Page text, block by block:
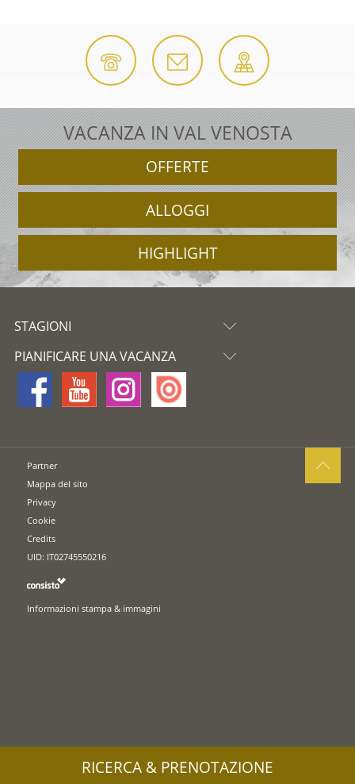
VACANZA IN VAL VENOSTA
OFFERTE
ALLOGGI
HIGHLIGHT
STAGIONI
PIANIFICARE UNA VACANZA
Partner
Mappa del sito
Privacy
Cookie
Credits
UID: IT02745550216
Informazioni stampa & immagini
RICERCA & PRENOTAZIONE